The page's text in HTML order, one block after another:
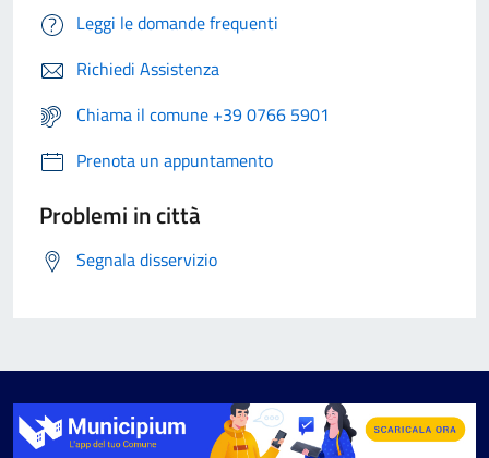
Leggi le domande frequenti
Richiedi Assistenza
Chiama il comune +39 0766 5901
Prenota un appuntamento
Problemi in città
Segnala disservizio